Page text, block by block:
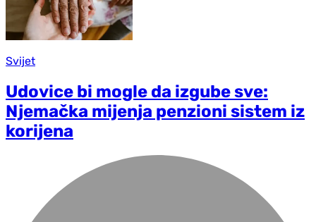
Svijet
Udovice bi mogle da izgube sve:
Njemačka mijenja penzioni sistem iz
korijena